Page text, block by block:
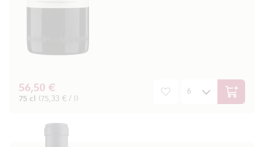
56,50 €
75 cl (75,33 € / l) In den